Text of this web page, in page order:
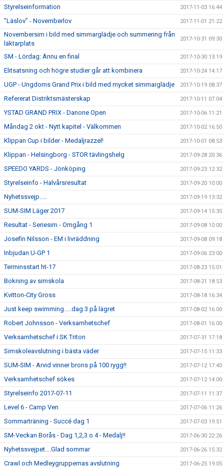
Styrelseinformation 2017-11-03 16:44
”Läslov” - Novemberlov 2017-11-01 21:22
Novembersim i bild med simmarglädje och summering från
läktarplats
2017-10-31 09:30
SM - Lördag: Ännu en final 2017-10-30 13:19
Elitsatsning och högre studier går att kombinera 2017-10-24 14:17
UGP - Ungdoms Grand Prix i bild med mycket simmarglädje 2017-10-19 08:37
Refererat Distriktsmästerskap 2017-10-11 07:04
YSTAD GRAND PRIX - Danone Open 2017-10-06 11:21
Måndag 2 okt - Nytt kapitel - Välkommen 2017-10-02 16:50
Klippan Cup i bilder - Medaljrazzel! 2017-10-01 08:53
Klippan - Helsingborg - STOR tävlingshelg 2017-09-28 20:36
SPEEDO YARDS - Jönköping 2017-09-23 12:32
Styrelseinfo - Halvårsresultat 2017-09-20 10:00
Nyhetssvejp..... 2017-09-19 13:32
SUM-SIM Läger 2017 2017-09-14 15:35
Resultat - Seriesim - Omgång 1 2017-09-08 10:00
Josefin Nilsson - EM i livräddning 2017-09-08 09:18
Inbjudan U-GP 1 2017-09-06 23:00
Terminsstart ht-17 2017-08-23 15:01
Bokning av simskola 2017-08-21 18:53
Kvitton-City Gross 2017-08-18 16:34
Just keep swimming.....dag 3 på lägret 2017-08-02 16:00
Robert Johnsson - Verksamhetschef 2017-08-01 16:00
Verksamhetschef i SK Triton 2017-07-31 17:18
Simskoleavslutning i bästa väder 2017-07-15 11:33
SUM-SIM - Arvid vinner brons på 100 rygg!! 2017-07-12 17:40
Verksamhetschef sökes 2017-07-12 14:00
Styrelseinfo 2017-07-11 2017-07-11 11:37
Level 6 - Camp Ven 2017-07-06 11:26
Sommarträning - Succé dag 1 2017-07-03 19:51
SM-Veckan Borås - Dag 1,2,3 o 4 - Medalj!! 2017-06-30 22:26
Nyhetssvejpet....Glad sommar 2017-06-26 15:32
Crawl och Medleygruppernas avslutning 2017-06-25 19:05